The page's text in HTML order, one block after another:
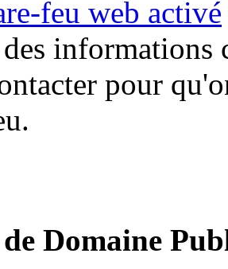
feu web activé
informations
pour
Domaine